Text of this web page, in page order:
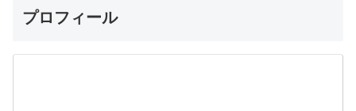
プロフィール